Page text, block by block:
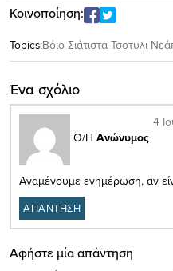
Κοινοποίηση:
Topics:Βόιο Σιάτιστα Τσοτυλι
Ένα σχόλιο
Ο/Η Ανώνυμος
4
Αναμένουμε ενημέρωση, αν
ΑΠΑΝΤΗΣΗ
Αφήστε μία απάντηση